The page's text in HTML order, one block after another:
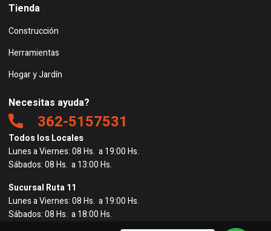
Tienda
Construcción
Herramientas
Hogar y Jardín
Necesitas ayuda?
362-5157531
Todos los Locales
Lunes a Viernes: 08 Hs. a 19:00 Hs.
Sábados: 08 Hs. a 13:00 Hs.
Sucursal Ruta 11
Lunes a Viernes: 08 Hs. a 19:00 Hs.
Sábados: 08 Hs. a 18:00 Hs.